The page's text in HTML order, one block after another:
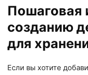
Пошаговая
созданию
для
Если вы хотите